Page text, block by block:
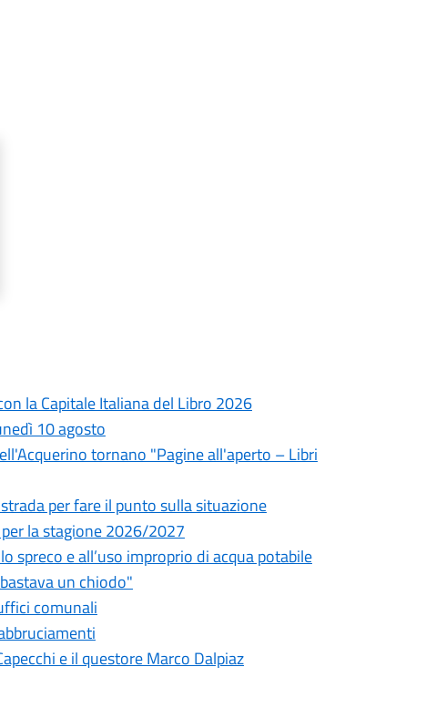
la Capitale Italiana del Libro 2026
10 agosto
tornano "Pagine all'aperto – Libri
per fare il punto sulla situazione
la stagione 2026/2027
spreco e all’uso improprio di acqua potabile
un chiodo"
comunali
e il questore Marco Dalpiaz